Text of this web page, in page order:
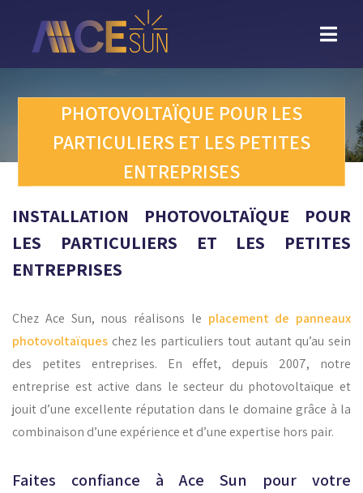
PHOTOVOLTAÏQUE POUR LES
PARTICULIERS ET LES PETITES
ENTREPRISES
vers
l'accueil
INSTALLATION PHOTOVOLTAÏQUE POUR
LES PARTICULIERS ET LES PETITES
ENTREPRISES
Chez Ace Sun, nous réalisons le placement de panneaux
photovoltaïques chez les particuliers tout autant qu’au sein
des petites entreprises. En effet, depuis 2007, notre
entreprise est active dans le secteur du photovoltaïque et
jouit d’une excellente réputation dans le domaine grâce à la
combinaison d’une expérience et d’une expertise hors pair.
Faites confiance à Ace Sun pour votre